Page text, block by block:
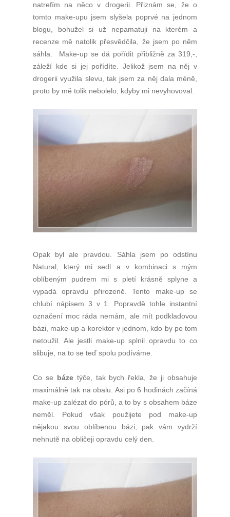
natrefím na něco v drogerii. Přiznám se, že o
tomto make-upu jsem slyšela poprvé na jednom
blogu, bohužel si už nepamatuji na kterém a
recenze mě natolik přesvědčila, že jsem po něm
sáhla. Make-up se dá pořídit přibližně za 319,-,
záleží kde si jej pořídíte. Jelikož jsem na něj v
drogerii využila slevu, tak jsem za něj dala méně,
proto by mě tolik nebolelo, kdyby mi nevyhovoval.
Opak byl ale pravdou. Sáhla jsem po odstínu
Natural, který mi sedl a v kombinaci s mým
oblíbeným pudrem mi s pletí krásně splyne a
vypadá opravdu přirozeně. Tento make-up se
chlubí nápisem 3 v 1. Popravdě tohle instantní
označení moc ráda nemám, ale mít podkladovou
bázi, make-up a korektor v jednom, kdo by po tom
netoužil. Ale jestli make-up splnil opravdu to co
slibuje, na to se teď spolu podíváme.
Co se báze týče, tak bych řekla, že ji obsahuje
maximálně tak na obalu. Asi po 6 hodinách začíná
make-up zalézat do pórů, a to by s obsahem báze
neměl. Pokud však použijete pod make-up
nějakou svou oblíbenou bázi, pak vám vydrží
nehnutě na obličeji opravdu celý den.